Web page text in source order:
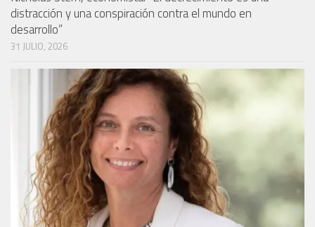
distracción y una conspiración contra el mundo en
desarrollo”
31 JULIO, 2026